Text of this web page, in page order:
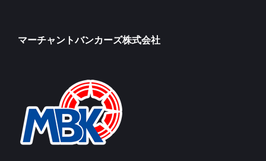
マーチャントバンカーズ株式会社